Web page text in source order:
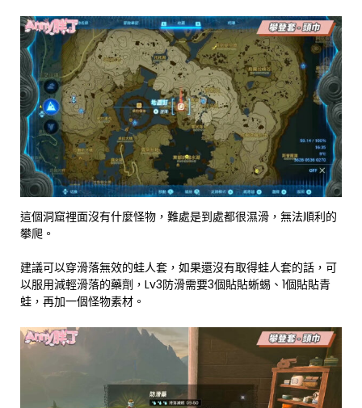
這個洞窟裡面沒有什麼怪物，難處是到處都很濕滑，無法順利的
攀爬。
建議可以穿滑落無效的蛙人套，如果還沒有取得蛙人套的話，可
以服用減輕滑落的藥劑，Lv3防滑需要3個貼貼蜥蜴、1個貼貼青
蛙，再加一個怪物素材。